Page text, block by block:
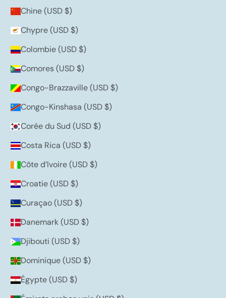
Chine (USD $)
Chypre (USD $)
Colombie (USD $)
Comores (USD $)
Congo-Brazzaville (USD $)
Congo-Kinshasa (USD $)
Corée du Sud (USD $)
Costa Rica (USD $)
Côte d’Ivoire (USD $)
Croatie (USD $)
Curaçao (USD $)
Danemark (USD $)
Djibouti (USD $)
Dominique (USD $)
Égypte (USD $)